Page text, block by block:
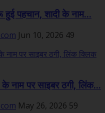
पहचान, शादी के नाम...
Jun 10, 2026 49
के नाम पर साइबर ठगी, लिंक...
May 26, 2026 59